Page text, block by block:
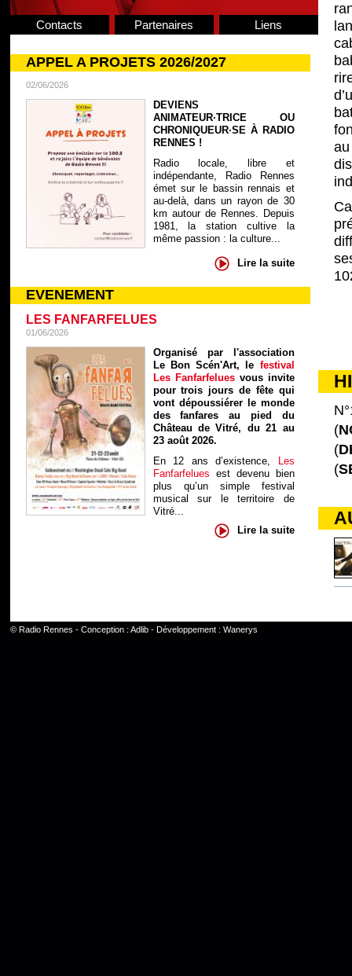
Contacts Partenaires Liens
APPEL A PROJETS 2026/2027
02/06/2026
DEVIENS
ANIMATEUR·TRICE OU
CHRONIQUEUR·SE À RADIO
RENNES !
Radio locale, libre et
indépendante, Radio Rennes
émet sur le bassin rennais et
au-delà, dans un rayon de 30
km autour de Rennes. Depuis
1981, la station cultive la
même passion : la culture...
Lire la suite
EVENEMENT
LES FANFARFELUES
01/06/2026
Organisé par l'association
Le Bon Scén'Art, le festival
Les Fanfarfelues vous invite
pour trois jours de fête qui
vont dépoussiérer le monde
des fanfares au pied du
Château de Vitré, du 21 au
23 août 2026.
En 12 ans d’existence, Les
Fanfarfelues est devenu bien
plus qu’un simple festival
musical sur le territoire de
Vitré...
Lire la suite
(
(
(
© Radio Rennes - Conception : Adlib- Développement : Wanerys